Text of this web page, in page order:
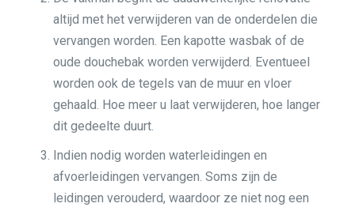
altijd met het verwijderen van de onderdelen die
vervangen worden. Een kapotte wasbak of de
oude douchebak worden verwijderd. Eventueel
worden ook de tegels van de muur en vloer
gehaald. Hoe meer u laat verwijderen, hoe langer
dit gedeelte duurt.
Indien nodig worden waterleidingen en
afvoerleidingen vervangen. Soms zijn de
leidingen verouderd, waardoor ze niet nog een